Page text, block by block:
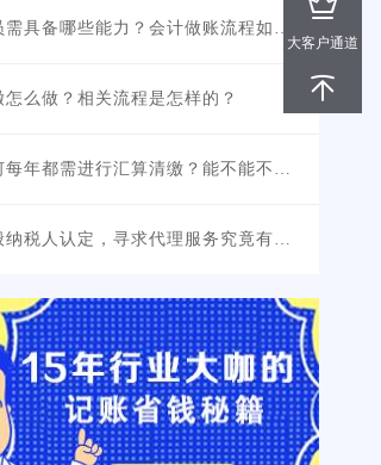
大客户通道
怎么做？相关流程是怎样的？